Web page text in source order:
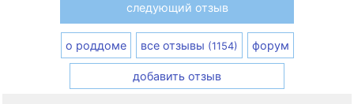
следующий отзыв
о роддоме все отзывы (1154) форум
добавить отзыв